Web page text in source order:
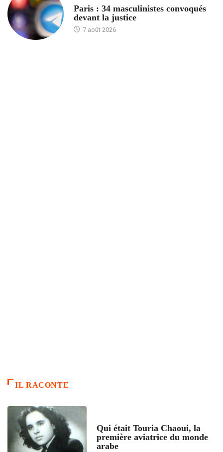
Paris : 34 masculinistes convoqués
devant la justice
7 août 2026
IL RACONTE
Qui était Touria Chaoui, la
première aviatrice du monde
arabe